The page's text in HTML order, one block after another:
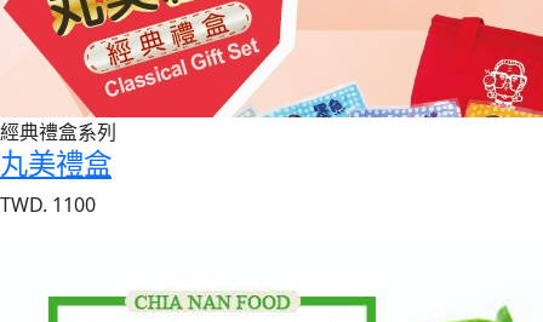
經典禮盒系列
丸美禮盒
TWD. 1100